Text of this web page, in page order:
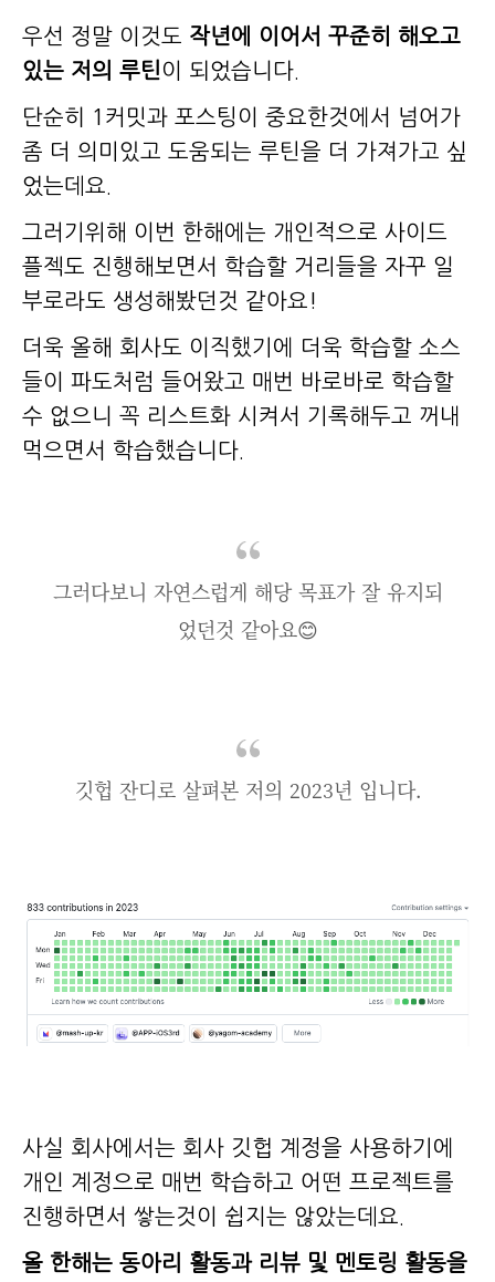
우선 정말 이것도 작년에 이어서 꾸준히 해오고
있는 저의 루틴 이 되었습니다.
단순히 1커밋과 포스팅이 중요한것에서 넘어가
좀 더 의미있고 도움되는 루틴을 더 가져가고 싶
었는데요.
그러기위해 이번 한해에는 개인적으로 사이드
플젝도 진행해보면서 학습할 거리들을 자꾸 일
부로라도 생성해봤던것 같아요!
더욱 올해 회사도 이직했기에 더욱 학습할 소스
들이 파도처럼 들어왔고 매번 바로바로 학습할
수 없으니 꼭 리스트화 시켜서 기록해두고 꺼내
먹으면서 학습했습니다.
그러다보니 자연스럽게 해당 목표가 잘 유지되
었던것 같아요😊
깃헙 잔디로 살펴본 저의 2023년 입니다.
사실 회사에서는 회사 깃헙 계정을 사용하기에
개인 계정으로 매번 학습하고 어떤 프로젝트를
진행하면서 쌓는것이 쉽지는 않았는데요.
올 한해는 동아리 활동과 리뷰 및 멘토링 활동을